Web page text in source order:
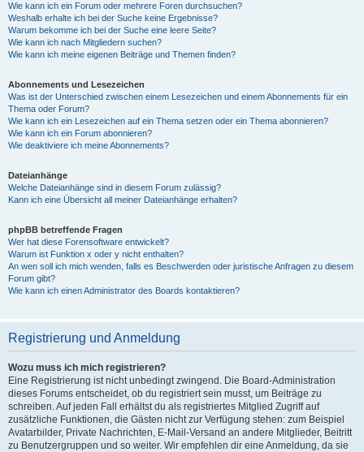
Wie kann ich ein Forum oder mehrere Foren durchsuchen?
Weshalb erhalte ich bei der Suche keine Ergebnisse?
Warum bekomme ich bei der Suche eine leere Seite?
Wie kann ich nach Mitgliedern suchen?
Wie kann ich meine eigenen Beiträge und Themen finden?
Abonnements und Lesezeichen
Was ist der Unterschied zwischen einem Lesezeichen und einem Abonnements für ein
Thema oder Forum?
Wie kann ich ein Lesezeichen auf ein Thema setzen oder ein Thema abonnieren?
Wie kann ich ein Forum abonnieren?
Wie deaktiviere ich meine Abonnements?
Dateianhänge
Welche Dateianhänge sind in diesem Forum zulässig?
Kann ich eine Übersicht all meiner Dateianhänge erhalten?
phpBB betreffende Fragen
Wer hat diese Forensoftware entwickelt?
Warum ist Funktion x oder y nicht enthalten?
An wen soll ich mich wenden, falls es Beschwerden oder juristische Anfragen zu diesem
Forum gibt?
Wie kann ich einen Administrator des Boards kontaktieren?
Registrierung und Anmeldung
Wozu muss ich mich registrieren?
Eine Registrierung ist nicht unbedingt zwingend. Die Board-Administration
dieses Forums entscheidet, ob du registriert sein musst, um Beiträge zu
schreiben. Auf jeden Fall erhältst du als registriertes Mitglied Zugriff auf
zusätzliche Funktionen, die Gästen nicht zur Verfügung stehen: zum Beispiel
Avatarbilder, Private Nachrichten, E-Mail-Versand an andere Mitglieder, Beitritt
zu Benutzergruppen und so weiter. Wir empfehlen dir eine Anmeldung, da sie